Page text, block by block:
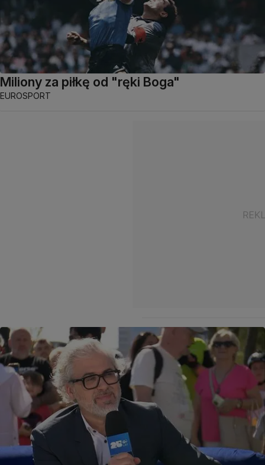
Miliony za piłkę od "ręki Boga"
EUROSPORT